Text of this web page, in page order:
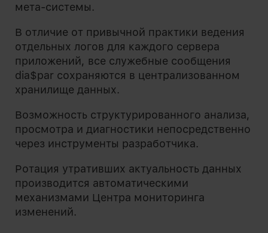
мета-системы.
В отличие от привычной практики ведения
отдельных логов для каждого сервера
приложений, все служебные сообщения
dia$par сохраняются в централизованном
хранилище данных.
Возможность структурированного анализа,
просмотра и диагностики непосредственно
через инструменты разработчика.
Ротация утративших актуальность данных
производится автоматическими
механизмами Центра мониторинга
изменений.